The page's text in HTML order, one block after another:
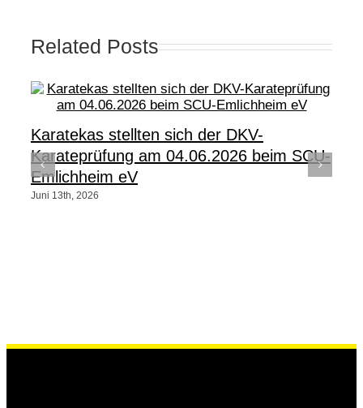
Related Posts
Karatekas stellten sich der DKV-
Karateprüfung am 04.06.2026 beim SCU-
Emlichheim eV
Juni 13th, 2026